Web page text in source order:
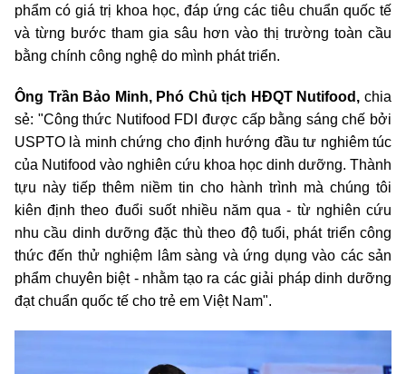
phẩm có giá trị khoa học, đáp ứng các tiêu chuẩn quốc tế
và từng bước tham gia sâu hơn vào thị trường toàn cầu
bằng chính công nghệ do mình phát triển.
Ông Trần Bảo Minh, Phó Chủ tịch HĐQT Nutifood, chia
sẻ: "Công thức Nutifood FDI được cấp bằng sáng chế bởi
USPTO là minh chứng cho định hướng đầu tư nghiêm túc
của Nutifood vào nghiên cứu khoa học dinh dưỡng. Thành
tựu này tiếp thêm niềm tin cho hành trình mà chúng tôi
kiên định theo đuổi suốt nhiều năm qua - từ nghiên cứu
nhu cầu dinh dưỡng đặc thù theo độ tuổi, phát triển công
thức đến thử nghiệm lâm sàng và ứng dụng vào các sản
phẩm chuyên biệt - nhằm tạo ra các giải pháp dinh dưỡng
đạt chuẩn quốc tế cho trẻ em Việt Nam".